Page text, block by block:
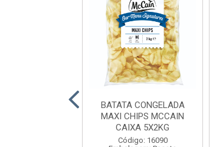
BATATA CONGELADA
MAXI CHIPS MCCAIN
CAIXA 5X2KG
Código: 16090